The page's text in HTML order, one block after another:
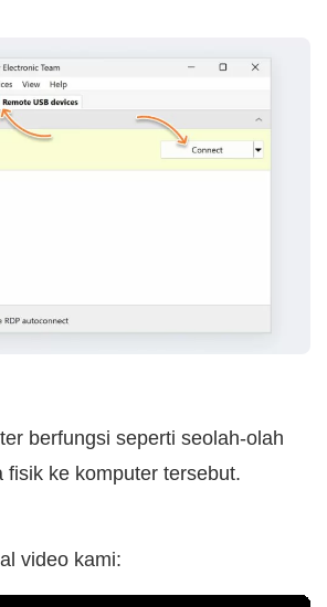
berfungsi seperti seolah-olah
fisik ke komputer tersebut.
video kami: